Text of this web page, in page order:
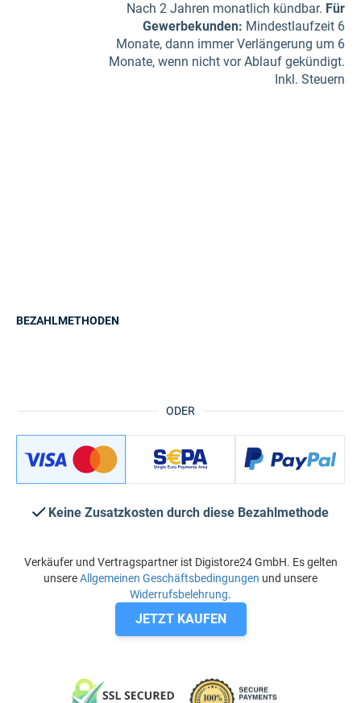
Nach 2 Jahren monatlich kündbar. Für
Gewerbe­kunden: Mindestlaufzeit 6
Monate, dann immer Verlängerung um 6
Monate, wenn nicht vor Ablauf gekündigt.
Inkl. Steuern
ODER
BEZAHLMETHODEN
Keine Zusatzkosten durch diese Bezahlmethode
Verkäufer und Vertragspartner ist Digistore24 GmbH. Es gelten
unsereAllgemeinen Geschäftsbedingungen und unsere
Widerrufsbelehrung.
JETZT KAUFEN